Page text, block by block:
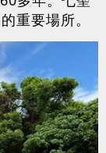
重要場所。